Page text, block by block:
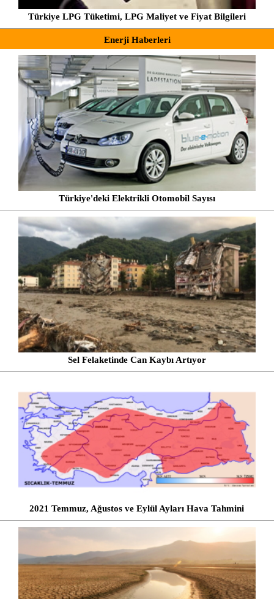
Türkiye LPG Tüketimi, LPG Maliyet ve Fiyat Bilgileri
Enerji Haberleri
Türkiye'deki Elektrikli Otomobil Sayısı
Sel Felaketinde Can Kaybı Artıyor
2021 Temmuz, Ağustos ve Eylül Ayları Hava Tahmini